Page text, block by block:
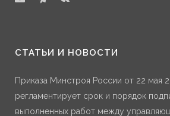
СТАТЬИ И НОВОСТИ
Приказа Минстроя России от 22 мая
регламентирует срок и порядок
выполненных работ между